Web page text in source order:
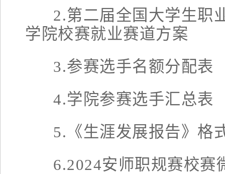
2.第二届全国大学生职
学院校赛就业赛道方案
3.参赛选手名额分配表
4.学院参赛选手汇总表
5.《生涯发展报告》格
6.2024安师职规赛校赛